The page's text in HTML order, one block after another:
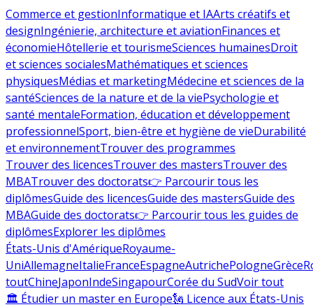
Commerce et gestionInformatique et IAArts créatifs et
designIngénierie, architecture et aviationFinances et
économieHôtellerie et tourismeSciences humainesDroit
et sciences socialesMathématiques et sciences
physiquesMédias et marketingMédecine et sciences de la
santéSciences de la nature et de la viePsychologie et
santé mentaleFormation, éducation et développement
professionnelSport, bien-être et hygiène de vieDurabilité
et environnementTrouver des programmes
Trouver des licencesTrouver des mastersTrouver des
MBATrouver des doctorats👉 Parcourir tous les
diplômesGuide des licencesGuide des mastersGuide des
MBAGuide des doctorats👉 Parcourir tous les guides de
diplômesExplorer les diplômes
États-Unis d'AmériqueRoyaume-
UniAllemagneItalieFranceEspagneAutrichePologneGrèce
toutChineJaponIndeSingapourCorée du SudVoir tout
🏛 Étudier un master en Europe🗽 Licence aux États-Unis